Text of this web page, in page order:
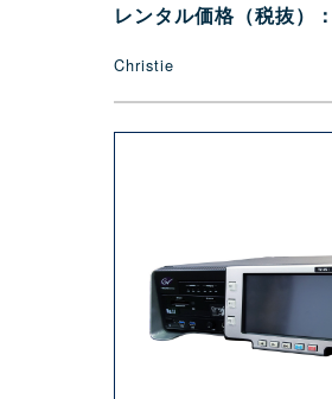
レンタル価格（税抜）
Christie